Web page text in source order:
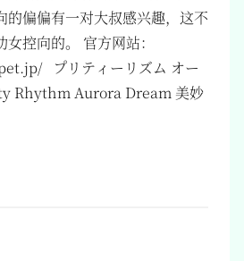
的偏偏有一对大叔感兴趣，这不
控向的。 官方网站：
プリティーリズム オー
Rhythm Aurora Dream 美妙